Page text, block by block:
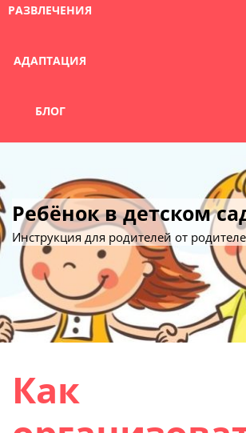
РАЗВЛЕЧЕНИЯ
АДАПТАЦИЯ
БЛОГ
Ребёнок в детском
Инструкция для родителей от
Как